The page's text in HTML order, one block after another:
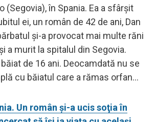
(Segovia), în Spania. Ea a sfârșit
ei, un român de 42 de ani, Dan
și-a provocat mai multe răni
a murit la spitalul din Segovia.
de 16 ani. Deocamdată nu se
cu băiatul care a rămas orfan...
Un român şi-a ucis soţia în